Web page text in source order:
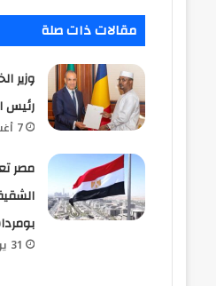
مقالات ذات صلة
وزير
رئيس
7 أغسطس، 2026
مصر
31 يوليو، 2026